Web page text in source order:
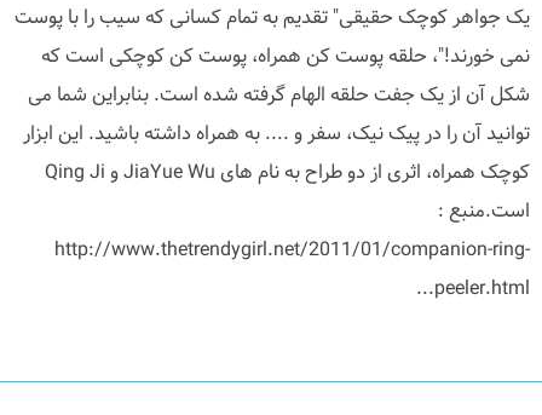
یک جواهر کوچک حقیقی" تقدیم به تمام کسانی که سیب را با پوست
نمی خورند!"، حلقه پوست کن همراه، پوست کن کوچکی است که
شکل آن از یک جفت حلقه الهام گرفته شده است. بنابراین شما می
توانید آن را در پیک نیک، سفر و .... به همراه داشته باشید. این ابزار
کوچک همراه، اثری از دو طراح به نام های JiaYue Wu و Qing Ji
است.منبع :
http://www.thetrendygirl.net/2011/01/companion-ring-
peeler.html...